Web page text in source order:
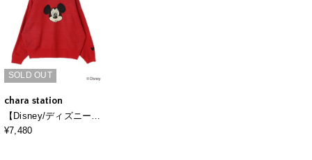
SOLD OUT
chara station
【Disney/ディズニー】
Mickey Mouse/ミッキ
¥7,480